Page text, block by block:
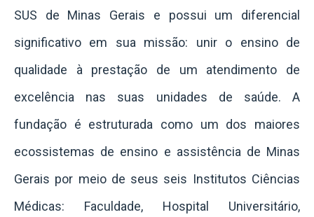
SUS de Minas Gerais e possui um diferencial
significativo em sua missão: unir o ensino de
qualidade à prestação de um atendimento de
excelência nas suas unidades de saúde. A
fundação é estruturada como um dos maiores
ecossistemas de ensino e assistência de Minas
Gerais por meio de seus seis Institutos Ciências
Médicas: Faculdade, Hospital Universitário,